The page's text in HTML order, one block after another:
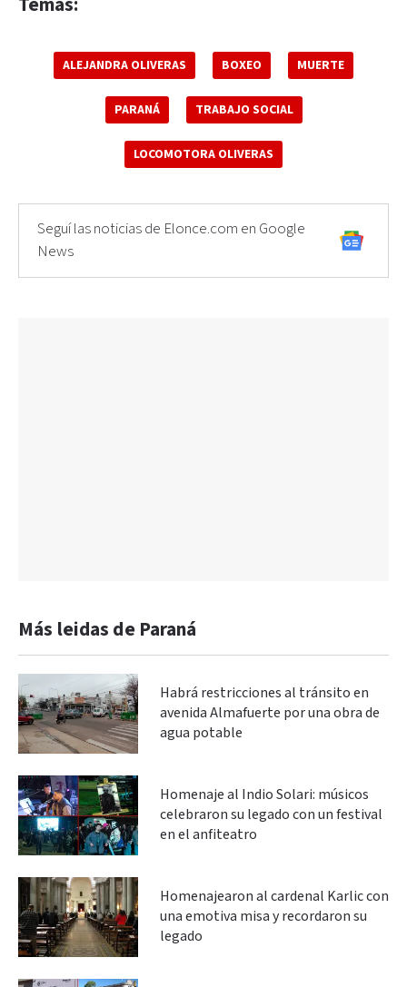
ALEJANDRA OLIVERAS BOXEO MUERTE
PARANÁ TRABAJO SOCIAL
LOCOMOTORA OLIVERAS
Seguí las noticias de Elonce.com en Google
News
Más leidas de Paraná
Habrá restricciones al tránsito en
avenida Almafuerte por una obra de
agua potable
Homenaje al Indio Solari: músicos
celebraron su legado con un festival
en el anfiteatro
Homenajearon al cardenal Karlic con
una emotiva misa y recordaron su
legado